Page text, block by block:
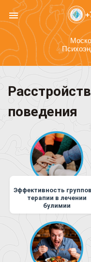
menu
поведения
Эффективность
терапии в лечении
булимии